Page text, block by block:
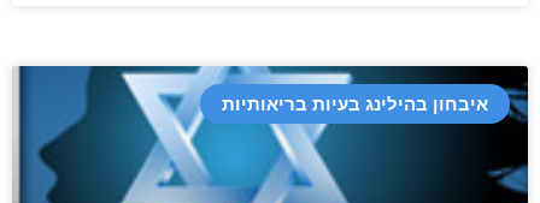
איבחון בהילינג בעיות בריאותיות